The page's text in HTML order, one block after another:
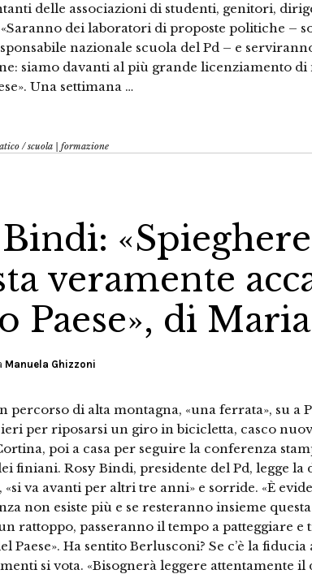
delle associazioni di studenti, genitori,
dei laboratori di proposte politiche –
nazionale scuola del Pd – e
siamo davanti al più grande licenziamento di
Una settimana …
/scuola | formazione
veramente
Paese», di
Manuela Ghizzoni
percorso di alta montagna, «una ferrata», su a
per riposarsi un giro in bicicletta, casco
poi a casa per seguire la conferenza
finiani. Rosy Bindi, presidente del Pd, legge
va avanti per altri tre anni» e sorride. «È
non esiste più e se resteranno insieme
rattoppo, passeranno il tempo a patteggiare e
Paese». Ha sentito Berlusconi? Se c’è la
si vota. «Bisognerà leggere attentamente